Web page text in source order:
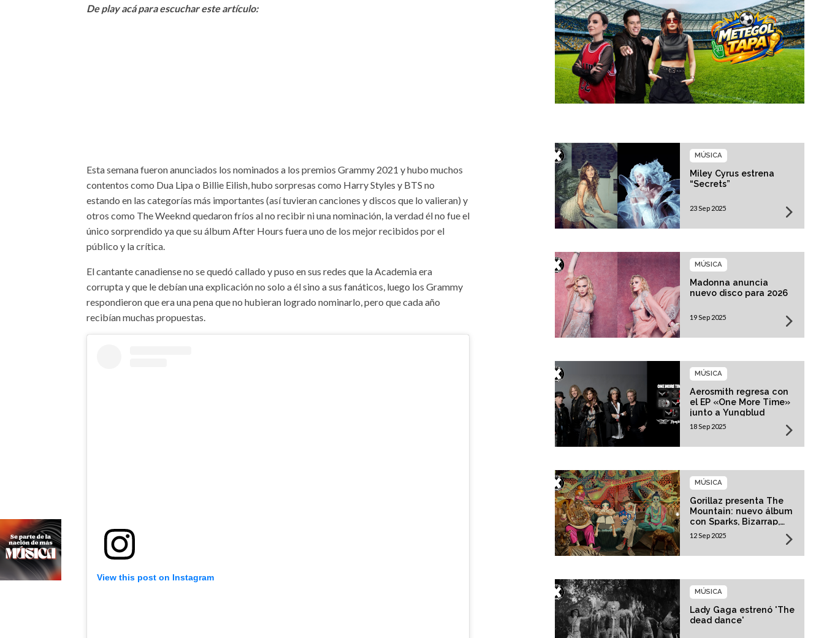
De play acá para escuchar este artículo:
Esta semana fueron anunciados los nominados a los premios Grammy 2021 y hubo muchos
contentos como Dua Lipa o Billie Eilish, hubo sorpresas como Harry Styles y BTS no
estando en las categorías más importantes (así tuvieran canciones y discos que lo valieran) y
otros como The Weeknd quedaron fríos al no recibir ni una nominación, la verdad él no fue el
único sorprendido ya que su álbum After Hours fuera uno de los mejor recibidos por el
público y la crítica.
El cantante canadiense no se quedó callado y puso en sus redes que la Academia era
corrupta y que le debían una explicación no solo a él sino a sus fanáticos, luego los Grammy
respondieron que era una pena que no hubieran logrado nominarlo, pero que cada año
recibían muchas propuestas.
View this post on Instagram
Miley Cyrus estrena
“Secrets”
MÚSICA
23 Sep 2025
Madonna anuncia
nuevo disco para 2026
MÚSICA
19 Sep 2025
Aerosmith regresa con
el EP «One More Time»
junto a Yungblud
MÚSICA
18 Sep 2025
Gorillaz presenta The
Mountain: nuevo álbum
con Sparks, Bizarrap,
Trueno y más invitados
MÚSICA
12 Sep 2025
Lady Gaga estrenó 'The
dead dance'
MÚSICA